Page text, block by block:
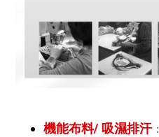
機能布料/ 吸濕排汗：